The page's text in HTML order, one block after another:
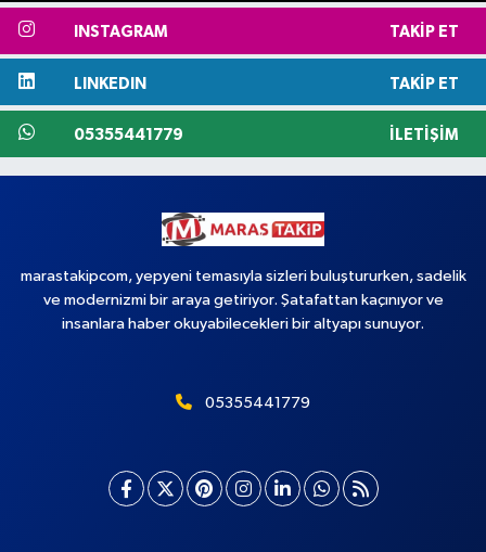
INSTAGRAM TAKIP ET
LINKEDIN TAKIP ET
05355441779 İLETIŞIM
marastakipcom, yepyeni temasıyla sizleri buluştururken, sadelik
ve modernizmi bir araya getiriyor. Şatafattan kaçınıyor ve
insanlara haber okuyabilecekleri bir altyapı sunuyor.
05355441779